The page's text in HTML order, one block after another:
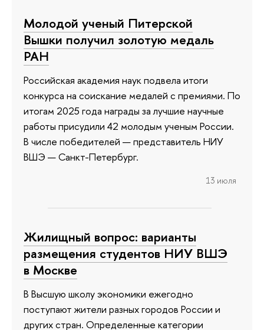
Молодой ученый Питерской
Вышки получил золотую медаль
РАН
Российская академия наук подвела итоги
конкурса на соискание медалей с премиями. По
итогам 2025 года награды за лучшие научные
работы присудили 42 молодым ученым России.
В числе победителей — представитель НИУ
ВШЭ — Санкт-Петербург.
13 июля
Жилищный вопрос: варианты
размещения студентов НИУ ВШЭ
в Москве
В Высшую школу экономики ежегодно
поступают жители разных городов России и
других стран. Определенные категории